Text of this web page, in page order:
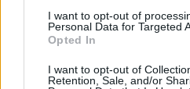
I want to opt-out of
Personal Data for Targeted
Opted In
I want to opt-out of
Retention, Sale, and/or
29/11/2025 21:46
H πάθηση του εγκεφάλου
ότι είναι στρες ή κόπωση